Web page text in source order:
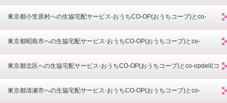
opdeli(コープデリ)-
東京都小笠原村への生協宅配サービス-おうちCO-OP(おうちコープ)とco-
opdeli(コープデリ)-
東京都昭島市への生協宅配サービス-おうちCO-OP(おうちコープ)とco-
opdeli(コープデリ)-
東京都北区への生協宅配サービス-おうちCO-OP(おうちコープ)とco-opdeli(コ
ープデリ)-
東京都清瀬市への生協宅配サービス-おうちCO-OP(おうちコープ)とco-